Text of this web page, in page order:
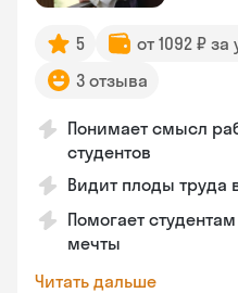
5 от 1092 ₽ за
3 отзыва
Понимает смысл
студентов
Видит плоды труда
Помогает
мечты
Читать дальше